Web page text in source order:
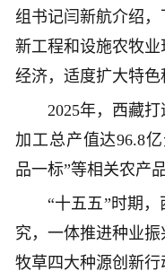
组书记闫新航介绍
新工程和设施农牧
经济，适度扩大特色
2025年，西藏打
加工总产值达96.8
品一标”等相关农产
“十五五”时期，
究，一体推进种业
牧草四大种源创新